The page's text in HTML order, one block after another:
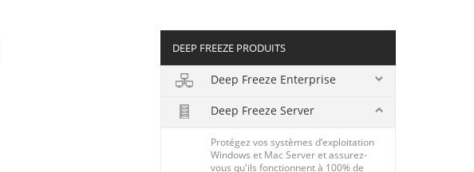
DEEP FREEZE PRODUITS
Deep Freeze Enterprise
Deep Freeze Server
Protégez vos systèmes d’exploitation
Windows et Mac Server et assurez-
vous qu'ils fonctionnent à 100% de